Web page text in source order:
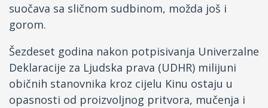
suočava sa sličnom sudbinom, možda još i
gorom.
Šezdeset godina nakon potpisivanja Univerzalne
Deklaracije za Ljudska prava (UDHR) milijuni
običnih stanovnika kroz cijelu Kinu ostaju u
opasnosti od proizvoljnog pritvora, mučenja i